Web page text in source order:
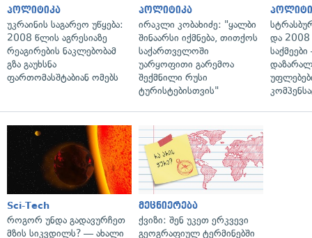
პოლიტიკა
უკრაინის საგარეო უწყება:
2008 წლის აგრესიაზე
რეაგირების ნაკლებობამ
გზა გაუხსნა
ფართომასშტაბიან ომებს
პოლიტიკა
ირაკლი კობახიძე: "ყალბი
შინაარსი იქმნება, თითქოს
საქართველოში
უარყოფითი გარემოა
შექმნილი რუსი
ტურისტებისთვის"
და 2008
Sci-Tech
როგორ უნდა გადავურჩეთ
მზის სიკვდილს? — ახალი
მეცნიერება
ქვიზი: შენ უკეთ ერკვევი
გეოგრაფიულ ტერმინებში